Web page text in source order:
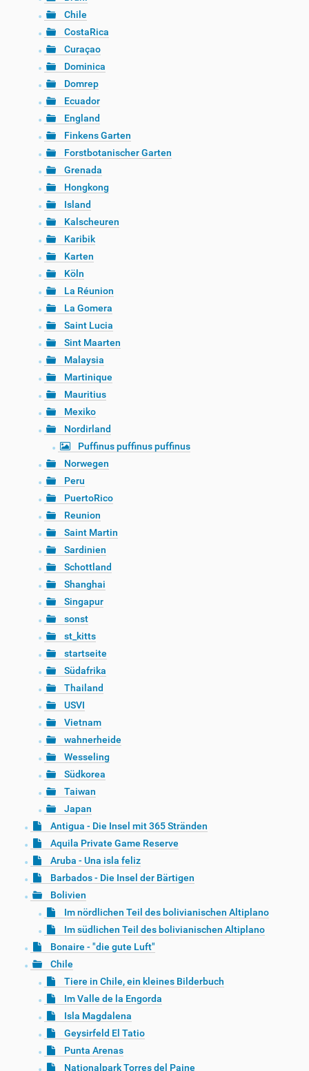
Chile
CostaRica
Curaçao
Dominica
Domrep
Ecuador
England
Finkens Garten
Forstbotanischer Garten
Grenada
Hongkong
Island
Kalscheuren
Karibik
Karten
Köln
La Réunion
La Gomera
Saint Lucia
Sint Maarten
Malaysia
Martinique
Mauritius
Mexiko
Nordirland
Puffinus puffinus puffinus
Norwegen
Peru
PuertoRico
Reunion
Saint Martin
Sardinien
Schottland
Shanghai
Singapur
sonst
st_kitts
startseite
Südafrika
Thailand
USVI
Vietnam
wahnerheide
Wesseling
Südkorea
Taiwan
Japan
Antigua - Die Insel mit 365 Stränden
Aquila Private Game Reserve
Aruba - Una isla feliz
Barbados - Die Insel der Bärtigen
Bolivien
Im nördlichen Teil des bolivianischen Altiplano
Im südlichen Teil des bolivianischen Altiplano
Bonaire - "die gute Luft"
Chile
Tiere in Chile, ein kleines Bilderbuch
Im Valle de la Engorda
Isla Magdalena
Geysirfeld El Tatio
Punta Arenas
Nationalpark Torres del Paine